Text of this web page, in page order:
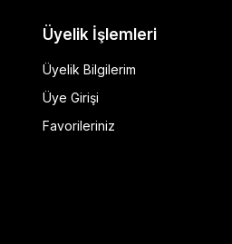
Üyelik İşlemleri
Üyelik Bilgilerim
Üye Girişi
Favorileriniz